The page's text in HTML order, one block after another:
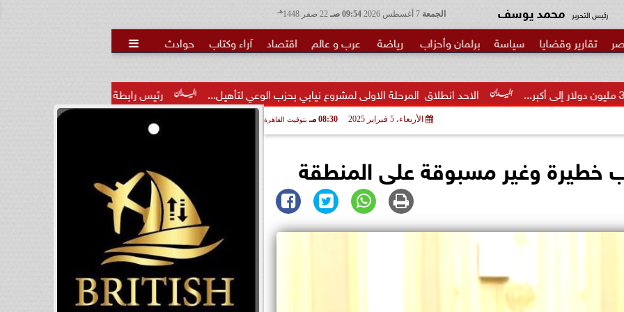
الجمعة 09:54 صـ هـ رئيس التحرير محمد يوسف
تقارير وقضايا سياسة برلمان وأحزاب رياضة عرب و عالم اقتصاد آراء وكتاب حوادث 
رئيس رابطة الدوري الإسباني: ناصر الخليفي سيكون رئيسا الاحد انطلاق  المرحلة الاولى لمشروع نيابي بحزب الوعي لتأهيل...
الأربعاء، 5 فبراير 2025 08:30 مـ بتوقيت القاهرة
وغير مسبوقة على المنطقة